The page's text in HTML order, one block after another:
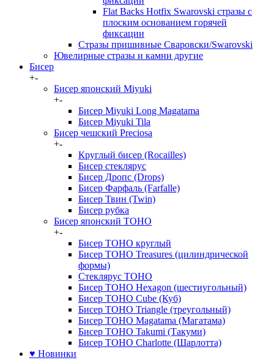
Flat Backs Hotfix Swarovski стразы с
плоским основанием горячей
фиксации
Стразы пришивные Сваровски/Swarovski
Ювелирные стразы и камни другие
Бисер
+-
Бисер японский Miyuki
+-
Бисер Miyuki Long Magatama
Бисер Miyuki Tila
Бисер чешский Preciosa
+-
Круглый бисер (Rocailles)
Бисер стеклярус
Бисер Дропс (Drops)
Бисер Фарфаль (Farfalle)
Бисер Твин (Twin)
Бисер рубка
Бисер японский TOHO
+-
Бисер TOHO круглый
Бисер TOHO Treasures (цилиндрической
формы)
Стеклярус TOHO
Бисер TOHO Hexagon (шестиугольный)
Бисер TOHO Cube (Куб)
Бисер TOHO Triangle (треугольный)
Бисер TOHO Magatama (Магатама)
Бисер TOHO Takumi (Такуми)
Бисер TOHO Charlotte (Шарлотта)
♥ Новинки